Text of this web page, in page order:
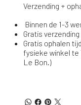
Verzending +
Binnen de 1-3
Gratis
Gratis ophalen
fysieke winkel te
Le Bon.)